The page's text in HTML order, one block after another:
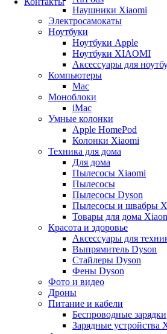
Наушники Xiaomi
Электросамокаты
Ноутбуки
Ноутбуки Apple
Ноутбуки XIAOMI
Аксессуары для
Компьютеры
Mac
Моноблоки
iMac
Умные колонки
Apple HomePod
Колонки Xiaomi
Техника для дома
Для дома
Пылесосы Xiaomi
Пылесосы
Пылесосы Dyson
Пылесосы и швабры
Товары для дома
Красота и здоровье
Аксессуары для
Выпрямитель Dyson
Стайлеры Dyson
Фены Dyson
Фото и видео
Дроны
Питание и кабели
Беспроводные зарядки
Зарядные устройства